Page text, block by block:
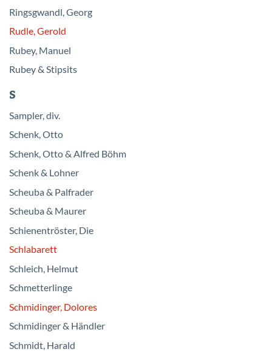
Ringsgwandl, Georg
Rudle, Gerold
Rubey, Manuel
Rubey & Stipsits
S
Sampler, div.
Schenk, Otto
Schenk, Otto & Alfred Böhm
Schenk & Lohner
Scheuba & Palfrader
Scheuba & Maurer
Schienentröster, Die
Schlabarett
Schleich, Helmut
Schmetterlinge
Schmidinger, Dolores
Schmidinger & Händler
Schmidt, Harald